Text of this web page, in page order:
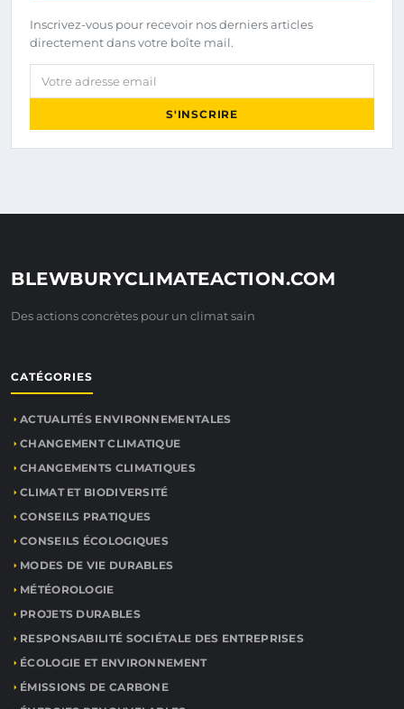
Inscrivez-vous pour recevoir nos derniers articles
directement dans votre boîte mail.
Votre adresse email
S'INSCRIRE
BLEWBURYCLIMATEACTION.COM
Des actions concrètes pour un climat sain
CATÉGORIES
ACTUALITÉS ENVIRONNEMENTALES
CHANGEMENT CLIMATIQUE
CHANGEMENTS CLIMATIQUES
CLIMAT ET BIODIVERSITÉ
CONSEILS PRATIQUES
CONSEILS ÉCOLOGIQUES
MODES DE VIE DURABLES
MÉTÉOROLOGIE
PROJETS DURABLES
RESPONSABILITÉ SOCIÉTALE DES ENTREPRISES
ÉCOLOGIE ET ENVIRONNEMENT
ÉMISSIONS DE CARBONE